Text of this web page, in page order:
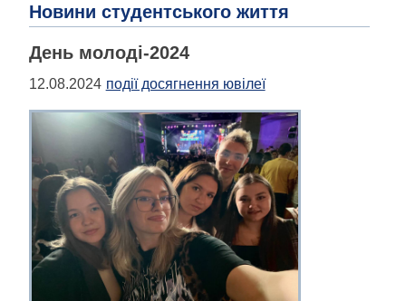
Новини студентського життя
День молоді-2024
12.08.2024 події досягнення ювілеї